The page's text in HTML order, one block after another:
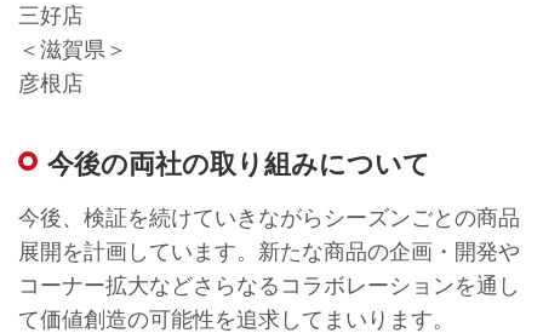
三好店
＜滋賀県＞
彦根店
今後の両社の取り組みについて
今後、検証を続けていきながらシーズンごとの商品
展開を計画しています。新たな商品の企画・開発や
コーナー拡大などさらなるコラボレーションを通し
て価値創造の可能性を追求してまいります。